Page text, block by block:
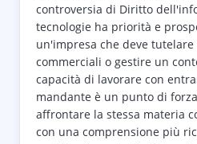
controversia di Diritto
tecnologie ha priorità e
un'impresa che deve
commerciali o gestire un
capacità di lavorare con
mandante è un punto di
affrontare la stessa materia
con una comprensione più